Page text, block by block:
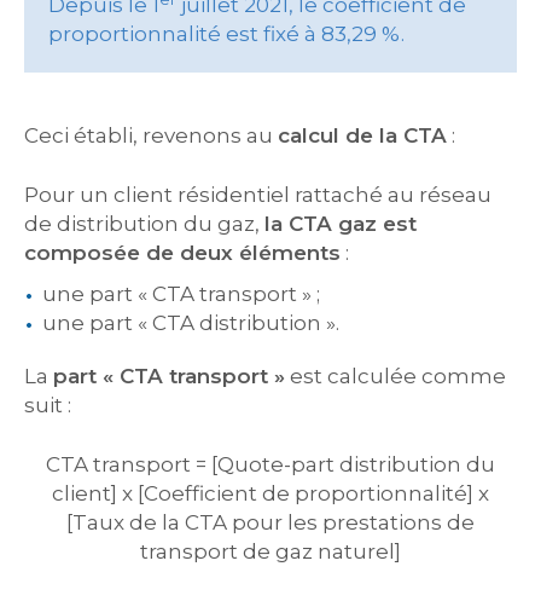
Depuis le 1
juillet 2021, le coefficient de
proportionnalité est fixé à 83,29 %.
Ceci établi, revenons au calcul de la CTA :
Pour un client résidentiel rattaché au réseau
de distribution du gaz, la CTA gaz est
composée de deux éléments :
une part « CTA transport » ;
une part « CTA distribution ».
La part « CTA transport » est calculée comme
suit :
CTA transport = [Quote-part distribution du
client] x [Coefficient de proportionnalité] x
[Taux de la CTA pour les prestations de
transport de gaz naturel]